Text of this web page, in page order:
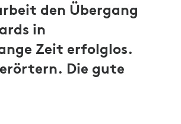
den Übergang
in
Zeit erfolglos.
Die gute